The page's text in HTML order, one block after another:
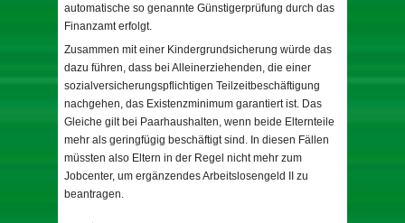
automatische so genannte Günstigerprüfung durch das
Finanzamt erfolgt.
Zusammen mit einer Kindergrundsicherung würde das
dazu führen, dass bei Alleinerziehenden, die einer
sozialversicherungspflichtigen Teilzeitbeschäftigung
nachgehen, das Existenzminimum garantiert ist. Das
Gleiche gilt bei Paarhaushalten, wenn beide Elternteile
mehr als geringfügig beschäftigt sind. In diesen Fällen
müssten also Eltern in der Regel nicht mehr zum
Jobcenter, um ergänzendes Arbeitslosengeld II zu
beantragen.